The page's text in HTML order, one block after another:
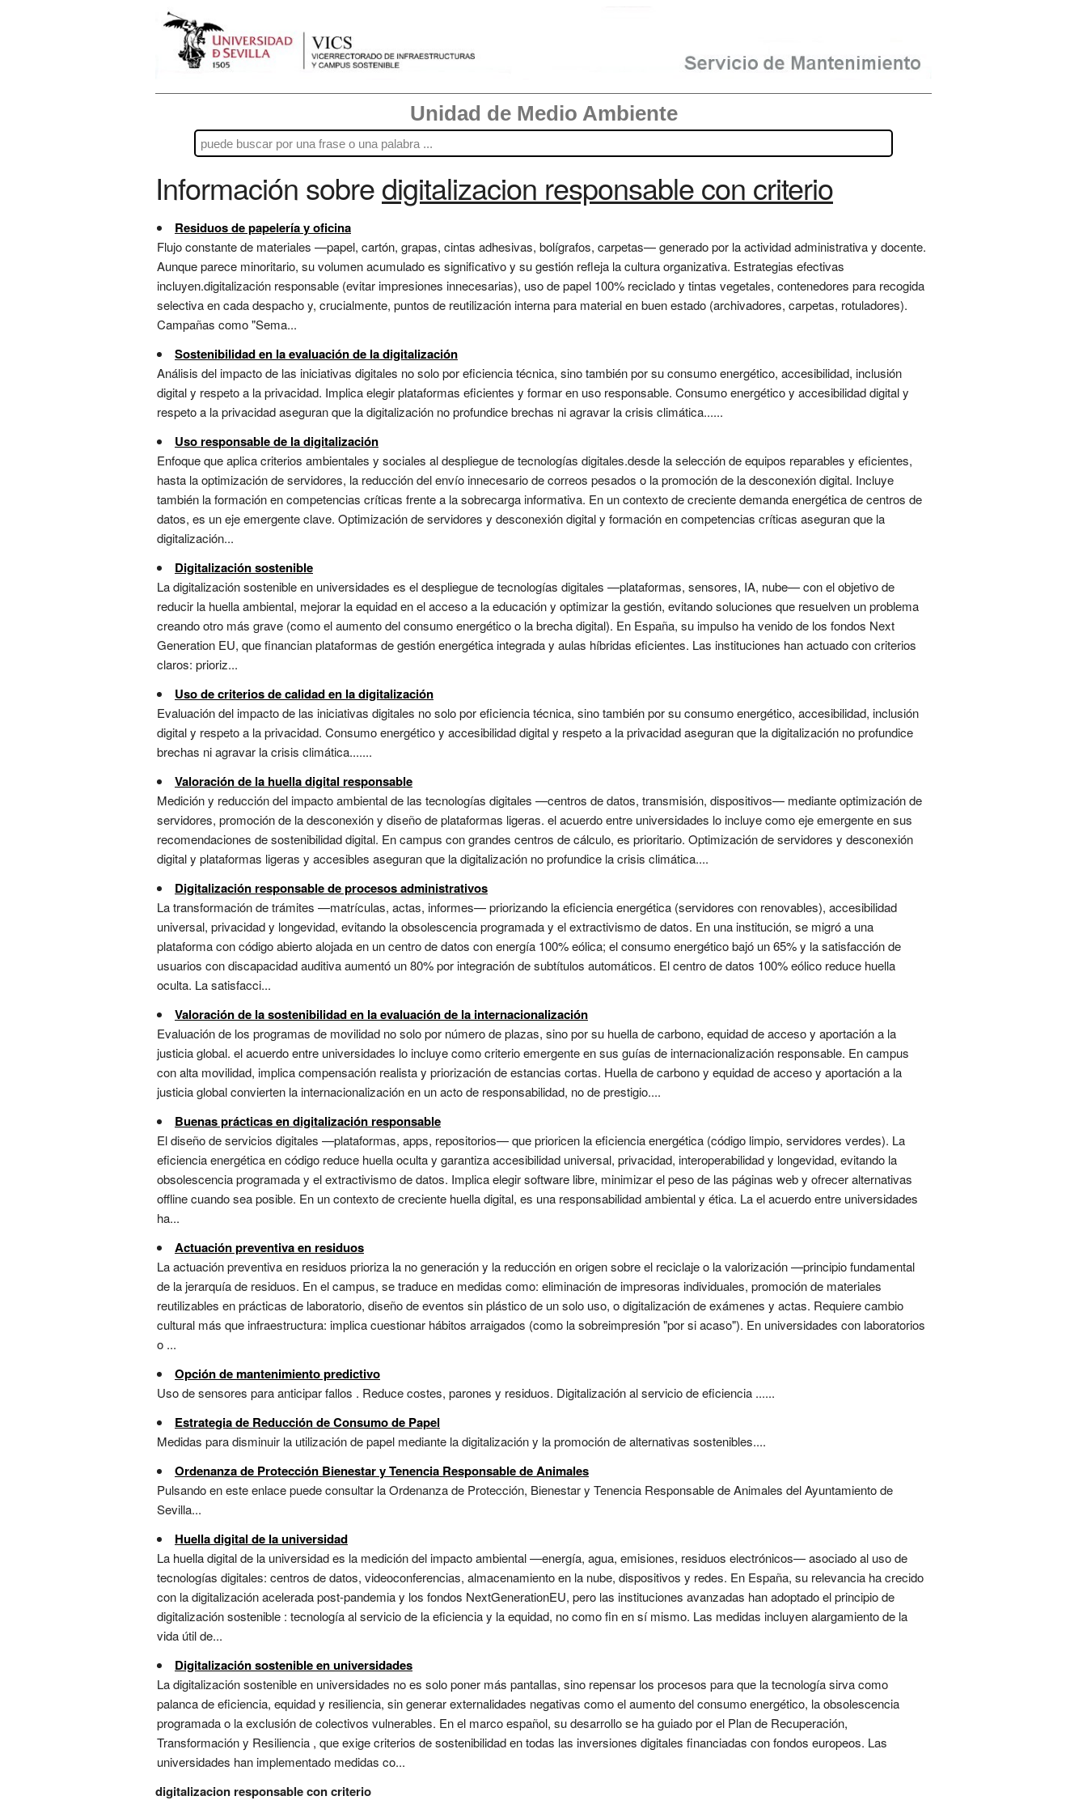
Unidad de Medio Ambiente
Información sobredigitalizacion responsable con criterio
Residuos de papelería y oficina
Flujo constante de materiales —papel, cartón, grapas, cintas adhesivas, bolígrafos, carpetas— generado por la actividad administrativa y docente.
Aunque parece minoritario, su volumen acumulado es significativo y su gestión refleja la cultura organizativa. Estrategias efectivas
incluyen.digitalización responsable (evitar impresiones innecesarias), uso de papel 100% reciclado y tintas vegetales, contenedores para recogida
selectiva en cada despacho y, crucialmente, puntos de reutilización interna para material en buen estado (archivadores, carpetas, rotuladores).
Campañas como "Sema...
Sostenibilidad en la evaluación de la digitalización
Análisis del impacto de las iniciativas digitales no solo por eficiencia técnica, sino también por su consumo energético, accesibilidad, inclusión
digital y respeto a la privacidad. Implica elegir plataformas eficientes y formar en uso responsable. Consumo energético y accesibilidad digital y
respeto a la privacidad aseguran que la digitalización no profundice brechas ni agravar la crisis climática......
Uso responsable de la digitalización
Enfoque que aplica criterios ambientales y sociales al despliegue de tecnologías digitales.desde la selección de equipos reparables y eficientes,
hasta la optimización de servidores, la reducción del envío innecesario de correos pesados o la promoción de la desconexión digital. Incluye
también la formación en competencias críticas frente a la sobrecarga informativa. En un contexto de creciente demanda energética de centros de
datos, es un eje emergente clave. Optimización de servidores y desconexión digital y formación en competencias críticas aseguran que la
digitalización...
Digitalización sostenible
La digitalización sostenible en universidades es el despliegue de tecnologías digitales —plataformas, sensores, IA, nube— con el objetivo de
reducir la huella ambiental, mejorar la equidad en el acceso a la educación y optimizar la gestión, evitando soluciones que resuelven un problema
creando otro más grave (como el aumento del consumo energético o la brecha digital). En España, su impulso ha venido de los fondos Next
Generation EU, que financian plataformas de gestión energética integrada y aulas híbridas eficientes. Las instituciones han actuado con criterios
claros: prioriz...
Uso de criterios de calidad en la digitalización
Evaluación del impacto de las iniciativas digitales no solo por eficiencia técnica, sino también por su consumo energético, accesibilidad, inclusión
digital y respeto a la privacidad. Consumo energético y accesibilidad digital y respeto a la privacidad aseguran que la digitalización no profundice
brechas ni agravar la crisis climática.......
Valoración de la huella digital responsable
Medición y reducción del impacto ambiental de las tecnologías digitales —centros de datos, transmisión, dispositivos— mediante optimización de
servidores, promoción de la desconexión y diseño de plataformas ligeras. el acuerdo entre universidades lo incluye como eje emergente en sus
recomendaciones de sostenibilidad digital. En campus con grandes centros de cálculo, es prioritario. Optimización de servidores y desconexión
digital y plataformas ligeras y accesibles aseguran que la digitalización no profundice la crisis climática....
Digitalización responsable de procesos administrativos
La transformación de trámites —matrículas, actas, informes— priorizando la eficiencia energética (servidores con renovables), accesibilidad
universal, privacidad y longevidad, evitando la obsolescencia programada y el extractivismo de datos. En una institución, se migró a una
plataforma con código abierto alojada en un centro de datos con energía 100% eólica; el consumo energético bajó un 65% y la satisfacción de
usuarios con discapacidad auditiva aumentó un 80% por integración de subtítulos automáticos. El centro de datos 100% eólico reduce huella
oculta. La satisfacci...
Valoración de la sostenibilidad en la evaluación de la internacionalización
Evaluación de los programas de movilidad no solo por número de plazas, sino por su huella de carbono, equidad de acceso y aportación a la
justicia global. el acuerdo entre universidades lo incluye como criterio emergente en sus guías de internacionalización responsable. En campus
con alta movilidad, implica compensación realista y priorización de estancias cortas. Huella de carbono y equidad de acceso y aportación a la
justicia global convierten la internacionalización en un acto de responsabilidad, no de prestigio....
Buenas prácticas en digitalización responsable
El diseño de servicios digitales —plataformas, apps, repositorios— que prioricen la eficiencia energética (código limpio, servidores verdes). La
eficiencia energética en código reduce huella oculta y garantiza accesibilidad universal, privacidad, interoperabilidad y longevidad, evitando la
obsolescencia programada y el extractivismo de datos. Implica elegir software libre, minimizar el peso de las páginas web y ofrecer alternativas
offline cuando sea posible. En un contexto de creciente huella digital, es una responsabilidad ambiental y ética. La el acuerdo entre universidades
ha...
Actuación preventiva en residuos
La actuación preventiva en residuos prioriza la no generación y la reducción en origen sobre el reciclaje o la valorización —principio fundamental
de la jerarquía de residuos. En el campus, se traduce en medidas como: eliminación de impresoras individuales, promoción de materiales
reutilizables en prácticas de laboratorio, diseño de eventos sin plástico de un solo uso, o digitalización de exámenes y actas. Requiere cambio
cultural más que infraestructura: implica cuestionar hábitos arraigados (como la sobreimpresión "por si acaso"). En universidades con laboratorios
o ...
Opción de mantenimiento predictivo
Uso de sensores para anticipar fallos . Reduce costes, parones y residuos. Digitalización al servicio de eficiencia ......
Estrategia de Reducción de Consumo de Papel
Medidas para disminuir la utilización de papel mediante la digitalización y la promoción de alternativas sostenibles....
Ordenanza de Protección Bienestar y Tenencia Responsable de Animales
Pulsando en este enlace puede consultar la Ordenanza de Protección, Bienestar y Tenencia Responsable de Animales del Ayuntamiento de
Sevilla...
Huella digital de la universidad
La huella digital de la universidad es la medición del impacto ambiental —energía, agua, emisiones, residuos electrónicos— asociado al uso de
tecnologías digitales: centros de datos, videoconferencias, almacenamiento en la nube, dispositivos y redes. En España, su relevancia ha crecido
con la digitalización acelerada post-pandemia y los fondos NextGenerationEU, pero las instituciones avanzadas han adoptado el principio de
digitalización sostenible : tecnología al servicio de la eficiencia y la equidad, no como fin en sí mismo. Las medidas incluyen alargamiento de la
vida útil de...
Digitalización sostenible en universidades
La digitalización sostenible en universidades no es solo poner más pantallas, sino repensar los procesos para que la tecnología sirva como
palanca de eficiencia, equidad y resiliencia, sin generar externalidades negativas como el aumento del consumo energético, la obsolescencia
programada o la exclusión de colectivos vulnerables. En el marco español, su desarrollo se ha guiado por el Plan de Recuperación,
Transformación y Resiliencia , que exige criterios de sostenibilidad en todas las inversiones digitales financiadas con fondos europeos. Las
universidades han implementado medidas co...
digitalizacion responsable con criterio